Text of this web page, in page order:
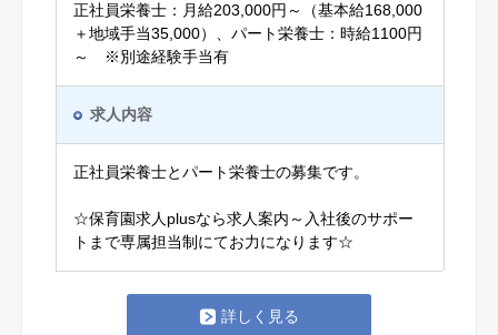
正社員栄養士：月給203,000円～（基本給168,000
＋地域手当35,000）、パート栄養士：時給1100円
～ ※別途経験手当有
求人内容
正社員栄養士とパート栄養士の募集です。
☆保育園求人plusなら求人案内～入社後のサポー
トまで専属担当制にてお力になります☆
詳しく見る